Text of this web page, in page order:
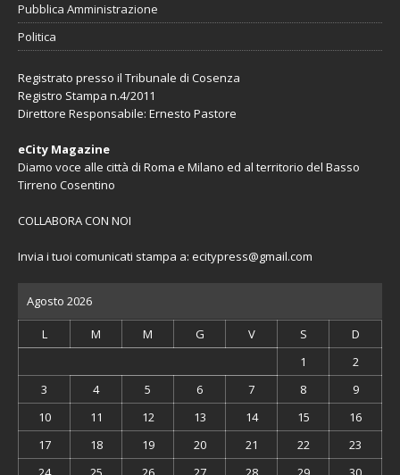
Pubblica Amministrazione
Politica
Registrato presso il Tribunale di Cosenza
Registro Stampa n.4/2011
Direttore Responsabile: Ernesto Pastore
eCity Magazine
Diamo voce alle città di Roma e Milano ed al territorio del Basso
Tirreno Cosentino
COLLABORA CON NOI
Invia i tuoi comunicati stampa a: ecitypress@gmail.com
Agosto 2026
L M M G V S
D
1
2
3
4 5 6 7 8
9
10
11 12 13 14 15
16
17
18 19 20 21 22
23